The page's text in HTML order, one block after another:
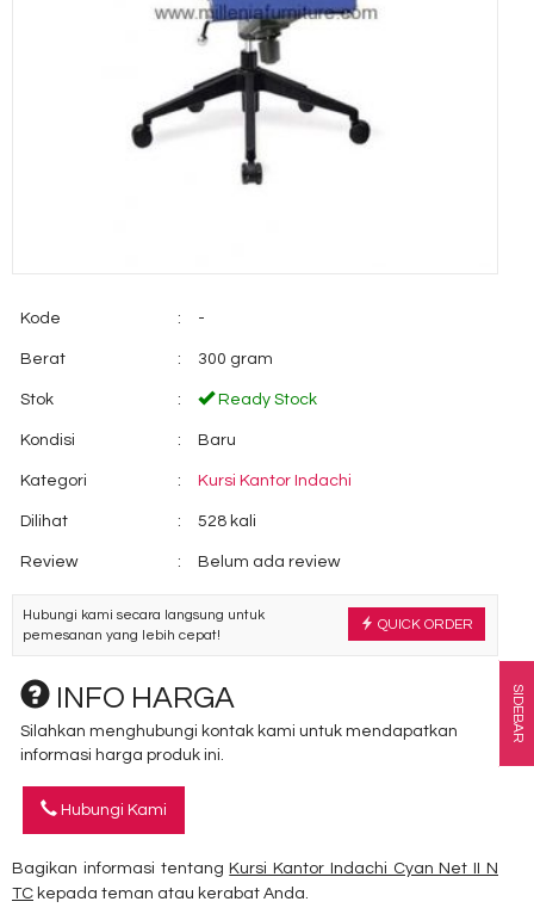
Kode : -
Berat : 300 gram
Stok : Ready Stock
Kondisi : Baru
Kategori : Kursi Kantor Indachi
Dilihat : 528 kali
Review : Belum ada review
QUICK ORDER
Hubungi kami secara langsung untuk
pemesanan yang lebih cepat!
INFO HARGA
Silahkan menghubungi kontak kami untuk mendapatkan
informasi harga produk ini.
Hubungi Kami
Bagikan informasi tentangKursi Kantor Indachi Cyan Net II N
TC kepada teman atau kerabat Anda.
SIDEBAR